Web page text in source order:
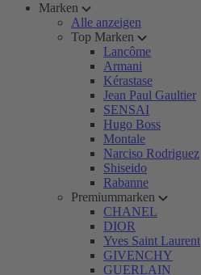
Marken
Alle anzeigen
Top Marken
Lancôme
Armani
Kérastase
Jean Paul Gaultier
SENSAI
Hugo Boss
Montale
Narciso Rodriguez
Shiseido
Rabanne
Premiummarken
CHANEL
DIOR
Yves Saint Laurent
GIVENCHY
GUERLAIN